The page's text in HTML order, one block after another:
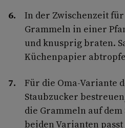
In der Zwischenzeit
Grammeln in einer
und knusprig braten.
Küchenpapier
Für die Oma-Variante
Staubzucker
die Grammeln auf
beiden Varianten